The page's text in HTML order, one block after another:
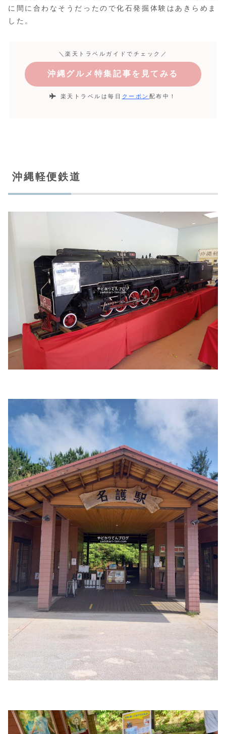
に間に合わなそうだったので化石発掘体験はあきらめま
した。
＼楽天トラベルガイドでチェック／
沖縄グルメ特集記事を見てみる
楽天トラベルは毎日 クーポン 配布中！
沖縄軽便鉄道